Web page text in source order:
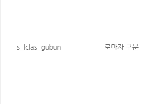
s_lclas_gubun 로마자 구분